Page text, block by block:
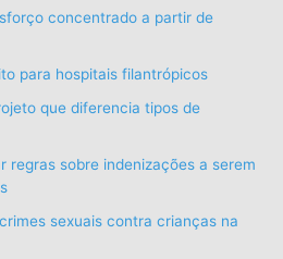
concentrado a partir de
para hospitais filantrópicos
que diferencia tipos de
regras sobre indenizações a serem
sexuais contra crianças na